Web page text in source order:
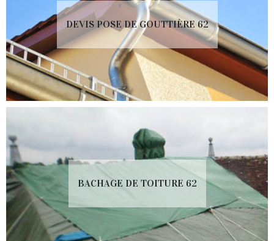
DEVIS POSE DE GOUTTIÈRE 62
BACHAGE DE TOITURE 62